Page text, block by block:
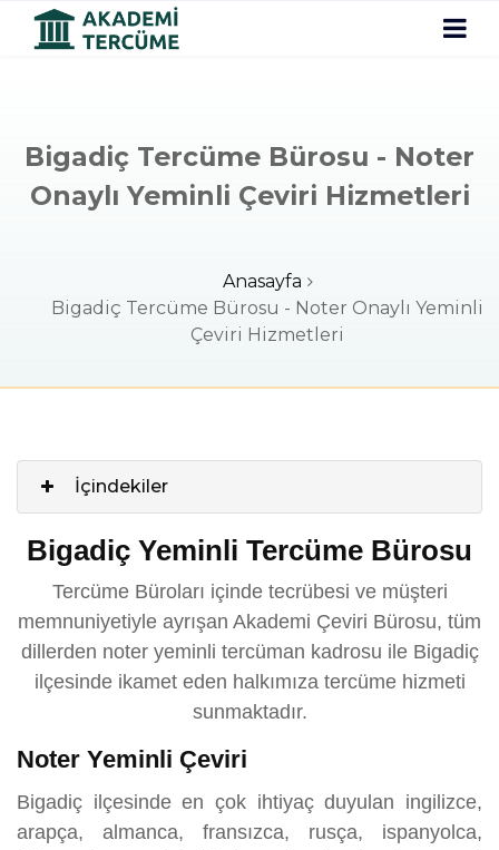
Bigadiç Tercüme Bürosu - Noter
Onaylı Yeminli Çeviri Hizmetleri
Anasayfa
Bigadiç Tercüme Bürosu - Noter Onaylı Yeminli
Çeviri Hizmetleri
İçindekiler
Bigadiç Yeminli Tercüme Bürosu
Tercüme Büroları içinde tecrübesi ve müşteri
memnuniyetiyle ayrışan Akademi Çeviri Bürosu, tüm
dillerden noter yeminli tercüman kadrosu ile Bigadiç
ilçesinde ikamet eden halkımıza tercüme hizmeti
sunmaktadır.
Noter Yeminli Çeviri
Bigadiç ilçesinde en çok ihtiyaç duyulan ingilizce,
arapça, almanca, fransızca, rusça, ispanyolca,